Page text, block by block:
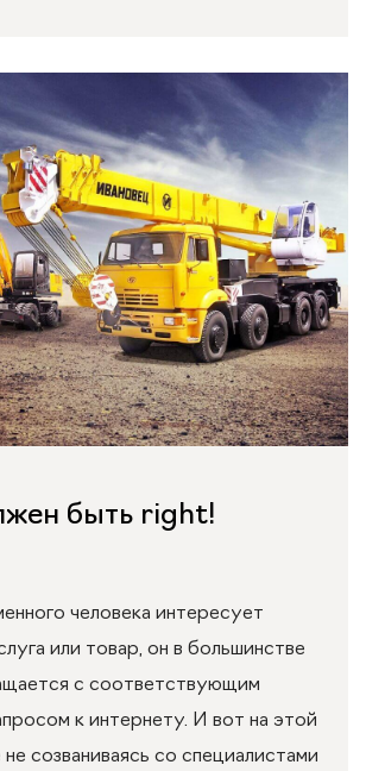
быть right!
человека интересует
или товар, он в большинстве
с соответствующим
к интернету. И вот на этой
созваниваясь со специалистами